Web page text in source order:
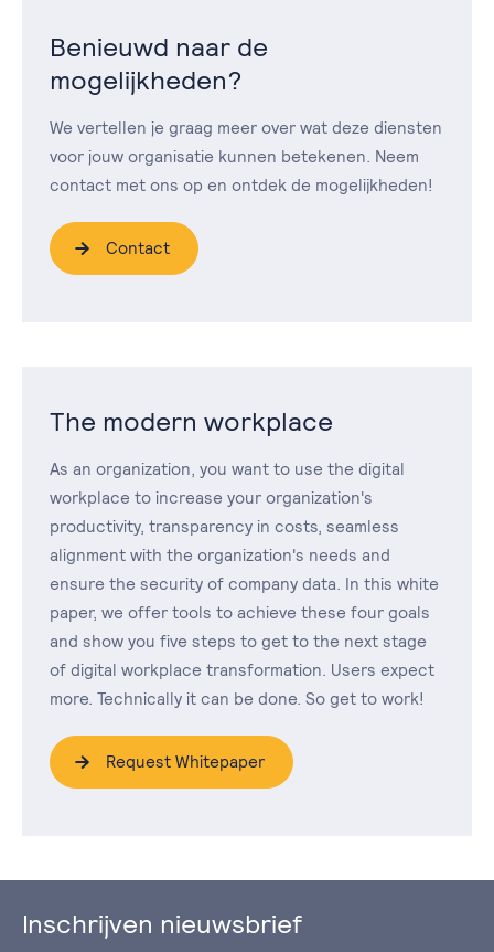
Benieuwd naar de
mogelijkheden?
We vertellen je graag meer over wat deze diensten
voor jouw organisatie kunnen betekenen. Neem
contact met ons op en ontdek de mogelijkheden!
Contact
The modern workplace
As an organization, you want to use the digital
workplace to increase your organization's
productivity, transparency in costs, seamless
alignment with the organization's needs and
ensure the security of company data. In this white
paper, we offer tools to achieve these four goals
and show you five steps to get to the next stage
of digital workplace transformation. Users expect
more. Technically it can be done. So get to work!
Request Whitepaper
Inschrijven nieuwsbrief